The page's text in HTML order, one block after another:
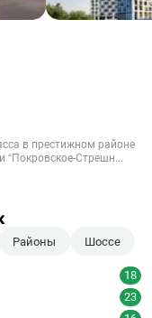
в престижном районе
“Покровское-Стрешн...
Районы Шоссе
18
23